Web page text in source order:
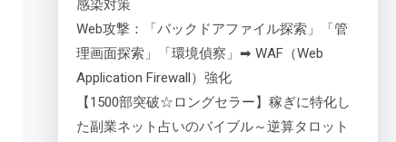
感染対策
Web攻撃：「バックドアファイル探索」「管
理画面探索」「環境偵察」➡ WAF（Web
Application Firewall）強化
【1500部突破☆ロングセラー】稼ぎに特化し
た副業ネット占いのバイブル～逆算タロット